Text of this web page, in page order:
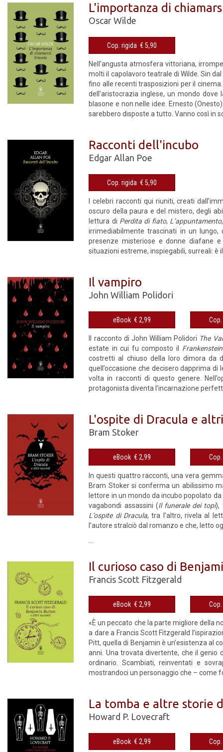
L'importanza di
Oscar Wilde
Cop. rigida € 5,90
Nell’angusta atmosfera vittoriana,
molti il capolavoro teatrale di Wilde. Sin
fino alle recenti trasposizioni per il
dell’aristocrazia inglese, un mondo
blasone e non nelle idee. Ernesto
sarebbero disposte a tutto. Vanno così in
Racconti dell'incubo
Edgar Allan Poe
Cop. rigida € 5,90
I celebri racconti qui riuniti, creati
oscuro della paura e del mistero, degli
lettura di Perdita di fiato, L’appuntamento
irrimediabilmente trascinati in un
presenze misteriose e donne diafane
situazioni estreme, inspiegabili, surreali:
Il vampiro
John William Polidori
eBook € 2,99
Il racconto di John William Polidori The
estate in cui fu composto il Frankenstein
costretti al chiuso della loro dimora da
quell’occasione che decisero dapprima
volta in racconti di questo genere.
protagonista diventa l’incarnazione
L'ospite di Dracula e
Bram Stoker
eBook € 2,99
In questi quattro racconti, una vera
Bram Stoker si conferma un abilissimo
lettore in un mondo da incubo popolato
vagabondi assassini (Il funerale dei topi),
L’ospite di Dracula, tra l’altro, rivela al
l’autore stralciò dal romanzo e che, letto
Il curioso caso di
Francis Scott Fitzgerald
eBook € 2,99
«È un peccato che la parte migliore della
a dare a Francis Scott Fitzgerald
Pitt, quella di Benjamin è un’esistenza al
anni. Una trovata divertente, che il genio
ordinario. Scambiati, reinventati e
mostrandoci un personaggio che – come
La tomba e altre storie
Howard P. Lovecraft
eBook € 2,99